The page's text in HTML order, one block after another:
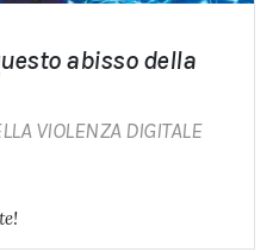
abisso della
VIOLENZA DIGITALE